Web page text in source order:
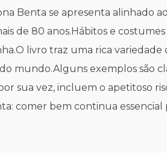
Benta se apresenta alinhado
de 80 anos.Hábitos e
livro traz uma rica
mundo.Alguns exemplos são
sua vez, incluem o apetitoso
comer bem continua